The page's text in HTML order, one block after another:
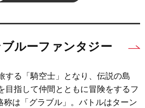
ルーファンタジー
する「騎空士」となり、伝説の島
目指して仲間とともに冒険をするフ
称は「グラブル」。バトルはターン